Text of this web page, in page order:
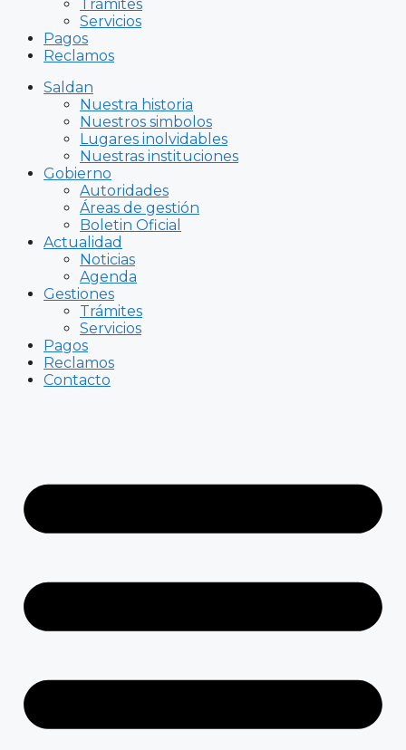
Trámites
Servicios
Pagos
Reclamos
Saldan
Nuestra historia
Nuestros simbolos
Lugares inolvidables
Nuestras instituciones
Gobierno
Autoridades
Áreas de gestión
Boletin Oficial
Actualidad
Noticias
Agenda
Gestiones
Trámites
Servicios
Pagos
Reclamos
Contacto